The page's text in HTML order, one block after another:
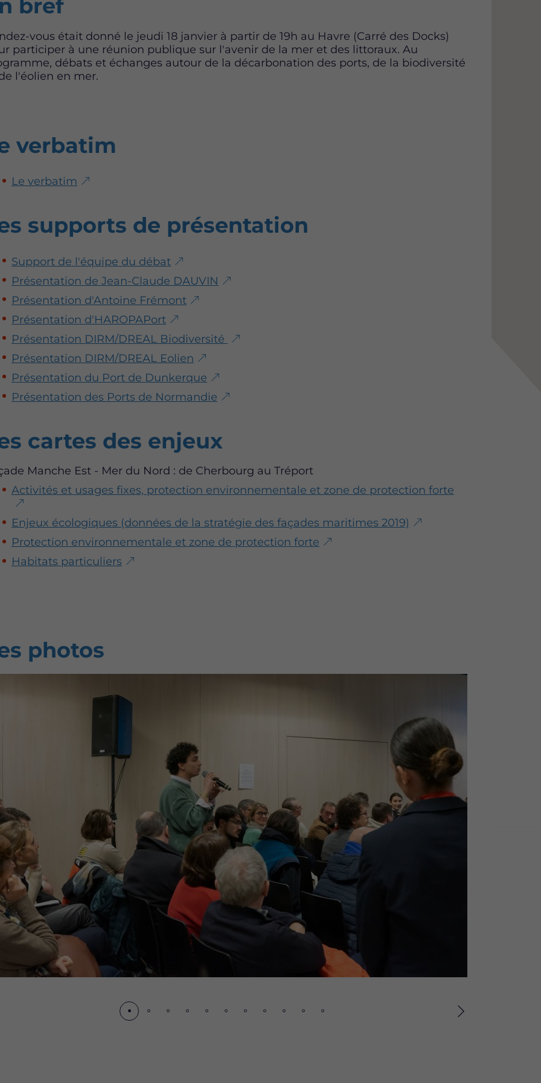
bref
vous était donné le jeudi 18 janvier à partir de 19h au Havre (Carré des Docks)
participer à une réunion publique sur l'avenir de la mer et des littoraux. Au
débats et échanges autour de la décarbonation des ports, de la biodiversité
l'éolien en mer.
verbatim
Le verbatim
supports de présentation
Support de l'équipe du débat
Présentation de Jean-Claude DAUVIN
Présentation d'Antoine Frémont
Présentation d'HAROPAPort
Présentation DIRM/DREAL Biodiversité
Présentation DIRM/DREAL Eolien
Présentation du Port de Dunkerque
Présentation des Ports de Normandie
cartes des enjeux
Manche Est - Mer du Nord : de Cherbourg au Tréport
Activités et usages fixes, protection environnementale et zone de protection forte
Enjeux écologiques (données de la stratégie des façades maritimes 2019)
Protection environnementale et zone de protection forte
Habitats particuliers
photos
Suivant